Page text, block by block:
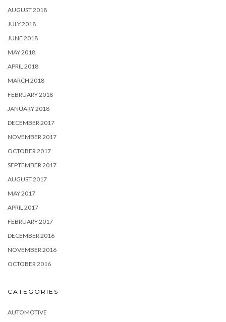
AUGUST 2018
JULY 2018
JUNE 2018
MAY 2018
APRIL 2018
MARCH 2018
FEBRUARY 2018
JANUARY 2018
DECEMBER 2017
NOVEMBER 2017
OCTOBER 2017
SEPTEMBER 2017
AUGUST 2017
MAY 2017
APRIL 2017
FEBRUARY 2017
DECEMBER 2016
NOVEMBER 2016
OCTOBER 2016
CATEGORIES
AUTOMOTIVE